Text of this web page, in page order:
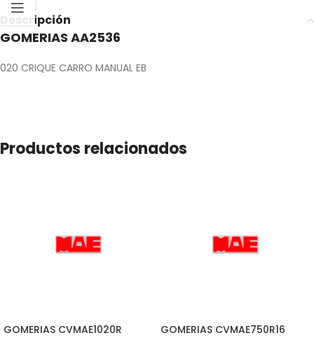
Descripción
GOMERIAS AA2536
020 CRIQUE CARRO MANUAL EB
Productos relacionados
GOMERIAS CVMAE1020R
GOMERIAS CVMAE750R16